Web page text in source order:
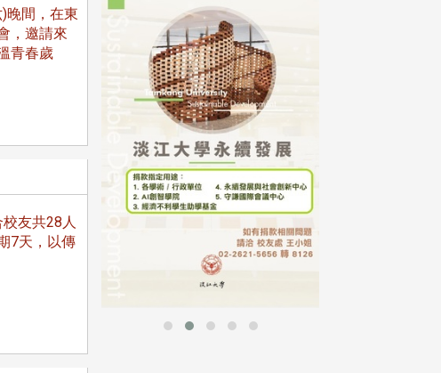
晚間，在東
，邀請來
青春歲
友共28人
7天，以傳